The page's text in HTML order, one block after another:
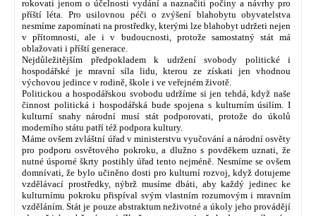
rokovati jenom o účelnosti vydání a naznačiti počiny a návrhy pro
příští léta. Pro usilovnou péči o zvýšení blahobytu obyvatelstva
nesmíme zapomínati na prostředky, kterými lze blahobyt udržeti nejen
v přítomnosti, ale i v budoucnosti, protože samostatný stát má
oblažovati i příští generace.
Nejdůležitějším předpokladem k udržení svobody politické i
hospodářské je mravní síla lidu, kterou ze získati jen vhodnou
výchovou jedince v rodině, škole i ve veřejném životě.
Politickou a hospodářskou svobodu udržíme si jen tehdá, když naše
činnost politická i hospodářská bude spojena s kulturním úsilím. I
kulturní snahy národní musí stát podporovati, protože do úkolů
moderního státu patří též podpora kultury.
Máme ovšem zvláštní úřad v ministerstvu vyučování a národní osvěty
pro podporu osvětového pokroku, a dlužno s povděkem uznati, že
nutné úsporné škrty postihly úřad tento nejméně. Nesmíme se ovšem
domnívati, že bylo učiněno dosti pro kulturní rozvoj, když dotujeme
vzdělávací prostředky, nýbrž musíme dbáti, aby každý jedinec ke
kulturnímu pokroku přispíval svým vlastním rozumovým i mravním
vzděláním. Stát je pouze abstraktum neživotné a úkoly jeho provádějí